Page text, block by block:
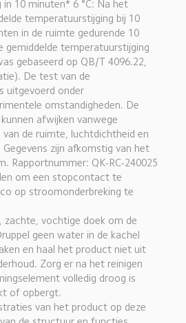
10 minuten* 6 °C: Na het
temperatuurstijging bij 10
in de ruimte gedurende 10
gemiddelde temperatuurstijging
gebaseerd op QB/T 4096.22,
De test van de
uitgevoerd onder
omstandigheden. De
afwijken vanwege
de ruimte, luchtdichtheid en
zijn afkomstig van het
Rapportnummer: QK-RC-240025
om een stopcontact te
op stroomonderbreking te
zachte, vochtige doek om de
geen water in de kachel
en haal het product niet uit
Zorg er na het reinigen
volledig droog is
of opbergt.
van het product op deze